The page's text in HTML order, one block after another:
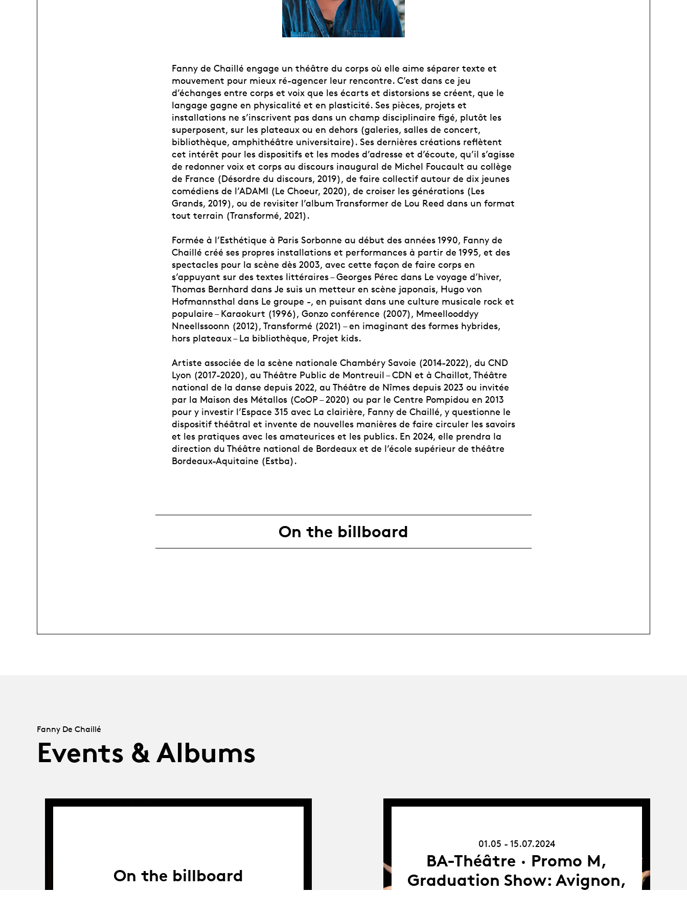
Fanny de Chaillé engage un théâtre du corps où elle aime séparer texte et
mouvement pour mieux ré-agencer leur rencontre. C’est dans ce jeu
d’échanges entre corps et voix que les écarts et distorsions se créent, que le
langage gagne en physicalité et en plasticité. Ses pièces, projets et
installations ne s’inscrivent pas dans un champ disciplinaire figé, plutôt les
superposent, sur les plateaux ou en dehors (galeries, salles de concert,
bibliothèque, amphithéâtre universitaire). Ses dernières créations reflètent
cet intérêt pour les dispositifs et les modes d’adresse et d’écoute, qu’il s’agisse
de redonner voix et corps au discours inaugural de Michel Foucault au collège
de France (Désordre du discours, 2019), de faire collectif autour de dix jeunes
comédiens de l’ADAMI (Le Choeur, 2020), de croiser les générations (Les
Grands, 2019), ou de revisiter l’album Transformer de Lou Reed dans un format
tout terrain (Transformé, 2021).
Formée à l’Esthétique à Paris Sorbonne au début des années 1990, Fanny de
Chaillé créé ses propres installations et performances à partir de 1995, et des
spectacles pour la scène dès 2003, avec cette façon de faire corps en
s’appuyant sur des textes littéraires – Georges Pérec dans Le voyage d’hiver,
Thomas Bernhard dans Je suis un metteur en scène japonais, Hugo von
Hofmannsthal dans Le groupe -, en puisant dans une culture musicale rock et
populaire – Karaokurt (1996), Gonzo conférence (2007), Mmeellooddyy
Nneellssoonn (2012), Transformé (2021) – en imaginant des formes hybrides,
hors plateaux – La bibliothèque, Projet kids.
Artiste associée de la scène nationale Chambéry Savoie (2014-2022), du CND
Lyon (2017-2020), au Théâtre Public de Montreuil – CDN et à Chaillot, Théâtre
national de la danse depuis 2022, au Théâtre de Nîmes depuis 2023 ou invitée
par la Maison des Métallos (CoOP – 2020) ou par le Centre Pompidou en 2013
pour y investir l’Espace 315 avec La clairière, Fanny de Chaillé, y questionne le
dispositif théâtral et invente de nouvelles manières de faire circuler les savoirs
et les pratiques avec les amateurices et les publics. En 2024, elle prendra la
direction du Théâtre national de Bordeaux et de l’école supérieur de théâtre
Bordeaux-Aquitaine (Estba).
On the billboard
Fanny De Chaillé
Events & Albums
On the billboard
01.05 - 15.07.2024
BA-Théâtre · Promo M,
Graduation Show: Avignon,